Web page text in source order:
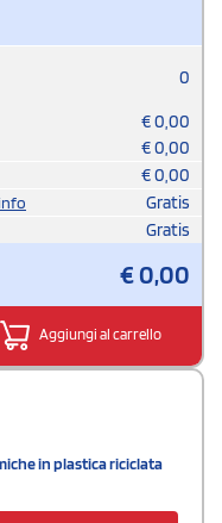
0
€0,00
€0,00
€0,00
Gratis
Gratis
€0,00
Aggiungi al carrello
in plastica riciclata